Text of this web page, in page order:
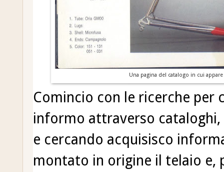
Una pagina del catalogo in cui
Comincio con le ricerche per
informo attraverso
e cercando acquisisco
montato in origine il telaio e,